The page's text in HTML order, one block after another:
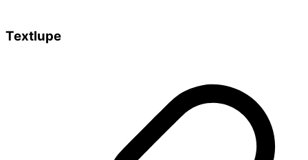
Textlupe